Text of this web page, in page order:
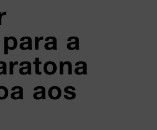
a
aos